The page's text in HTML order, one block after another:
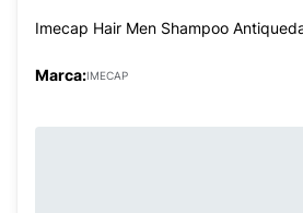
Imecap Hair Men Shampoo
Marca:IMECAP